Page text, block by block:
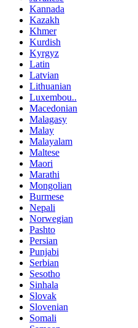
Kannada
Kazakh
Khmer
Kurdish
Kyrgyz
Latin
Latvian
Lithuanian
Luxembou..
Macedonian
Malagasy
Malay
Malayalam
Maltese
Maori
Marathi
Mongolian
Burmese
Nepali
Norwegian
Pashto
Persian
Punjabi
Serbian
Sesotho
Sinhala
Slovak
Slovenian
Somali